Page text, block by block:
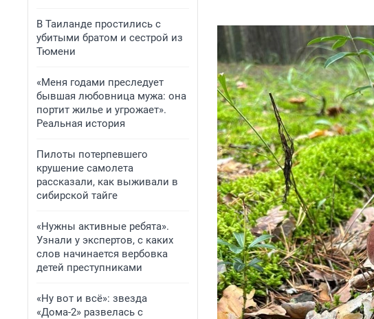
В Таиланде простились с
убитыми братом и сестрой из
Тюмени
«Меня годами преследует
бывшая любовница мужа: она
портит жилье и угрожает».
Реальная история
Пилоты потерпевшего
крушение самолета
рассказали, как выживали в
сибирской тайге
«Нужны активные ребята».
Узнали у экспертов, с каких
слов начинается вербовка
детей преступниками
«Ну вот и всё»: звезда
«Дома-2» развелась с